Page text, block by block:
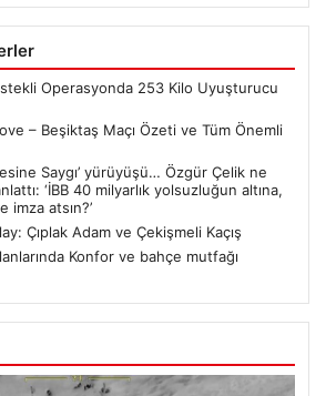
Operasyonda 253 Kilo Uyuşturucu
– Beşiktaş Maçı Özeti ve Tüm Önemli
Saygı’ yürüyüşü… Özgür Çelik ne
‘İBB 40 milyarlık yolsuzluğun altına,
imza atsın?’
Çıplak Adam ve Çekişmeli Kaçış
Konfor ve bahçe mutfağı